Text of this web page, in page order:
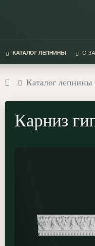
КАТАЛОГ ЛЕПНИНЫ О
Каталог лепнины
Карниз